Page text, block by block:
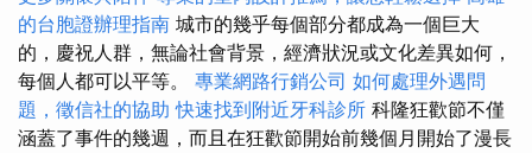
的台胞證辦理指南 城市的幾乎每個部分都成為一個巨大
的，慶祝人群，無論社會背景，經濟狀況或文化差異如何，
每個人都可以平等。 專業網路行銷公司 如何處理外遇問
題，徵信社的協助 快速找到附近牙科診所 科隆狂歡節不僅
涵蓋了事件的幾週，而且在狂歡節開始前幾個月開始了漫長